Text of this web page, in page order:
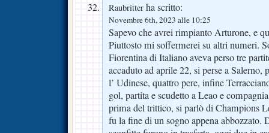
Raubritter ha scritto:
Novembre 6th, 2023 alle 10:25
Sapevo che avrei rimpianto Arturone, e
Piuttosto mi soffermerei su altri numeri.
Fiorentina di Italiano aveva perso tre
accaduto ad aprile 22, si perse a Salerno,
l’ Udinese, quattro pere, infine
gol, partita e scudetto a Leao e
prima del trittico, si parlò di Champions
fu la fine di un sogno appena abbozzato.